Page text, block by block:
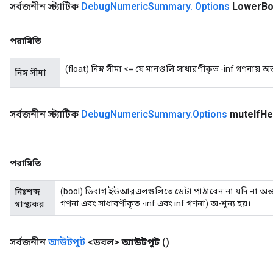
সর্বজনীন স্ট্যাটিক DebugNumericSummary. Options Lower
পরামিতি
নিম্ন সীমা (float) নিম্ন সীমা <= যে মানগুলি সাধারণীকৃত -inf গণনায়
সর্বজনীন স্ট্যাটিক DebugNumericSummary.Options muteIf
পরামিতি
নিঃশব্দ
স্বাস্থ্যকর
(bool) ডিবাগ ইউআরএলগুলিতে ডেটা পাঠাবেন না যদি না
গণনা এবং সাধারণীকৃত -inf এবং inf গণনা) অ-শূন্য হয়।
সর্বজনীন আউটপুট <ডবল> আউটপুট ()